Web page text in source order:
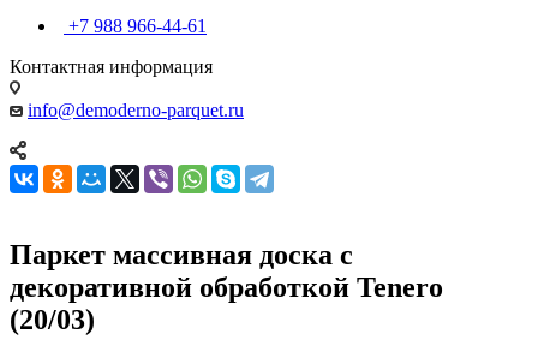
+7 988 966-44-61
Контактная информация
info@demoderno-parquet.ru
Паркет массивная доска с
декоративной обработкой Tenero
(20/03)